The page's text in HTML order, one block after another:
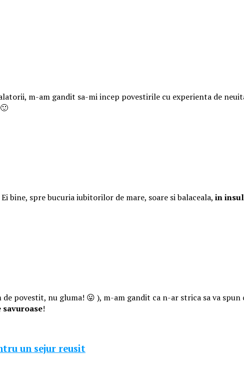
m-am gandit sa-mi incep povestirile cu experienta de
Ei bine, spre bucuria iubitorilor de mare, soare si balaceala, in
de povestit, nu gluma! 😛 ), m-am gandit ca n-ar strica sa va spun
savuroase!
un sejur reusit